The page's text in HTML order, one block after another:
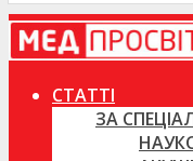
СТАТТІ
ЗА